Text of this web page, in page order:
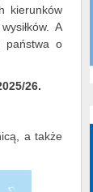
kierunków
A
państwa o
26.
a także